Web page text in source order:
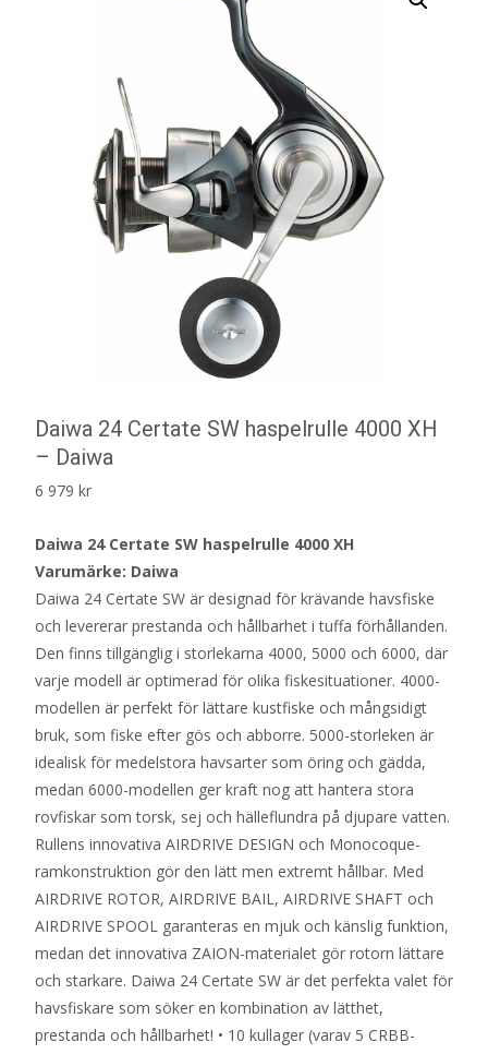
Daiwa 24 Certate SW haspelrulle 4000 XH
– Daiwa
6 979 kr
Daiwa 24 Certate SW haspelrulle 4000 XH
Varumärke: Daiwa
Daiwa 24 Certate SW är designad för krävande havsfiske
och levererar prestanda och hållbarhet i tuffa förhållanden.
Den finns tillgänglig i storlekarna 4000, 5000 och 6000, där
varje modell är optimerad för olika fiskesituationer. 4000-
modellen är perfekt för lättare kustfiske och mångsidigt
bruk, som fiske efter gös och abborre. 5000-storleken är
idealisk för medelstora havsarter som öring och gädda,
medan 6000-modellen ger kraft nog att hantera stora
rovfiskar som torsk, sej och hälleflundra på djupare vatten.
Rullens innovativa AIRDRIVE DESIGN och Monocoque-
ramkonstruktion gör den lätt men extremt hållbar. Med
AIRDRIVE ROTOR, AIRDRIVE BAIL, AIRDRIVE SHAFT och
AIRDRIVE SPOOL garanteras en mjuk och känslig funktion,
medan det innovativa ZAION-materialet gör rotorn lättare
och starkare. Daiwa 24 Certate SW är det perfekta valet för
havsfiskare som söker en kombination av lätthet,
prestanda och hållbarhet! • 10 kullager (varav 5 CRBB-